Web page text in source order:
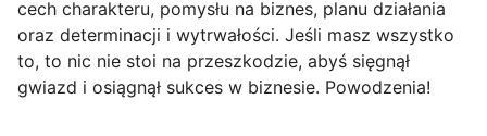
cech charakteru, pomysłu na biznes, planu działania
oraz determinacji i wytrwałości. Jeśli masz wszystko
to, to nic nie stoi na przeszkodzie, abyś sięgnął
gwiazd i osiągnął sukces w biznesie. Powodzenia!